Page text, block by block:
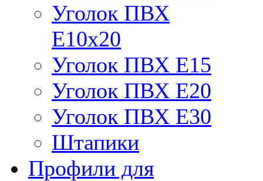
Уголок ПВХ
Е10x20
Уголок ПВХ Е15
Уголок ПВХ Е20
Уголок ПВХ Е30
Штапики
Профили для